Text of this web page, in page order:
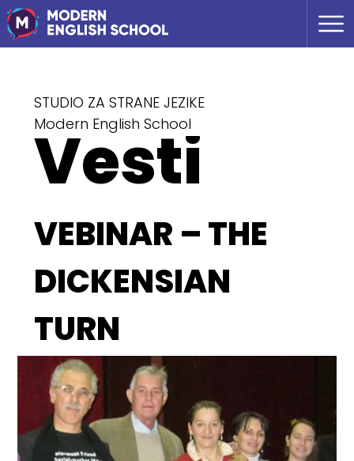
STUDIO ZA STRANE JEZIKE
Modern English School
Vesti
VEBINAR – THE
DICKENSIAN
TURN